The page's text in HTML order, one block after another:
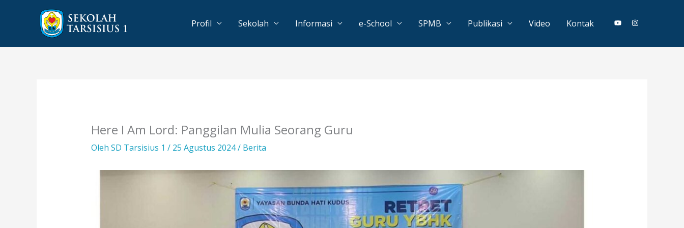
Profil Sekolah Informasi e-School SPMB Publikasi Video Kontak
Here I Am Lord: Panggilan Mulia Seorang Guru
Oleh SD Tarsisius 1 / 25 Agustus 2024/ Berita